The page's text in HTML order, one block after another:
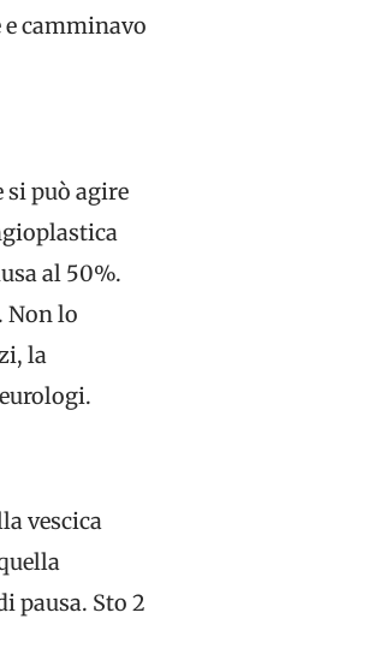
e camminavo
si può agire
al 50%.
Non lo
la
vescica
pausa. Sto 2